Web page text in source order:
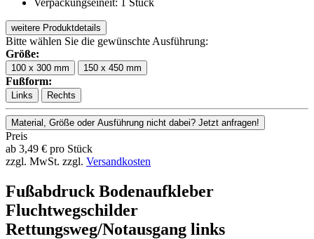
weitere Produktdetails
Bitte wählen Sie die gewünschte Ausführung:
Größe:
100 x 300 mm 150 x 450 mm
Fußform:
Links Rechts
Material, Größe oder Ausführung nicht dabei? Jetzt anfragen!
Preis
ab 3,49 € pro Stück
zzgl. MwSt. zzgl. Versandkosten
Fußabdruck Bodenaufkleber
Fluchtwegschilder
Rettungsweg/Notausgang links